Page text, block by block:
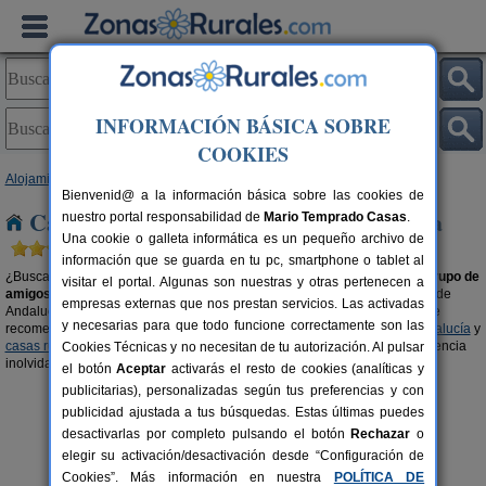
Alojamientos
Casas rurales para grupos en Andalucía
¿Buscas una casa rural enAndalucíapara disfrutar enfamiliao con tu
grupo de
amigos o amigas
? Organiza tu viaje con tu gente en el alojamiento rural de
Andalucía que más se ajuste a las características de tu grupo. También, te
recomendamos visitar las secciones decasas rurales con piscina en Andalucíay
casas rurales en el campo en Andalucíapara que podáis vivir una experiencia
inolvidable en buena compañía.
INFORMACIÓN BÁSICA SOBRE
COOKIES
Bienvenid@ a la información básica sobre las cookies de
nuestro portal responsabilidad de Mario Temprado Casas.
Una cookie o galleta informática es un pequeño archivo de
información que se guarda en tu pc, smartphone o tablet al
visitar el portal. Algunas son nuestras y otras pertenecen a
empresas externas que nos prestan servicios. Las activadas
y necesarias para que todo funcione correctamente son las
Cookies Técnicas y no necesitan de tu autorización. Al pulsar
el botónAceptar activarás el resto de cookies (analíticas y
publicitarias), personalizadas según tus preferencias y con
publicidad ajustada a tus búsquedas. Estas últimas puedes
desactivarlas por completo pulsando el botón Rechazar o
elegir su activación/desactivación desde “Configuración de
Cookies”. Más información en nuestra
POLÍTICA DE